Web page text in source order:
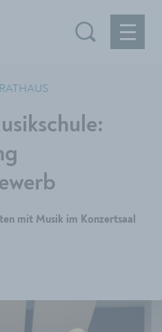
mit Musik im Konzertsaal